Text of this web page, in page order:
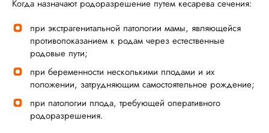
Когда назначают родоразрешение путем кесарева сечения:
при экстрагенитальной патологии мамы, являющейся
противопоказанием к родам через естественные
родовые пути;
при беременности несколькими плодами и их
положении, затрудняющим самостоятельное рождение;
при патологии плода, требующей оперативного
родоразрешения.